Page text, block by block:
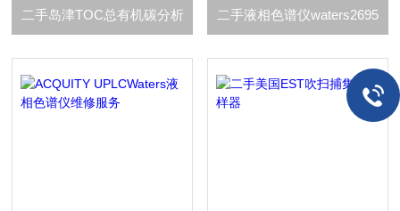
二手岛津TOC总有机碳分析 二手液相色谱仪waters2695